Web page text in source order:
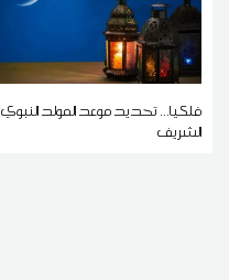
فلكيا... تحديد موعد المولد النبوي
الشريف